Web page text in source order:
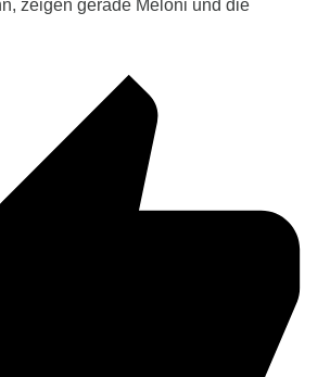
zeigen gerade Meloni und die